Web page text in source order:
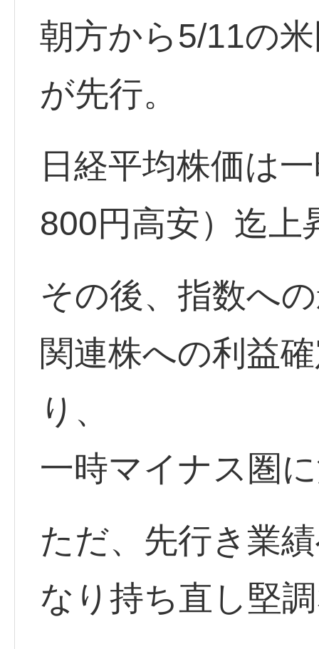
朝方から5/11の
が先行。
日経平均株価は
800円高安）迄上
その後、指数へ
関連株への利益
り、
一時マイナス圏
ただ、先行き業
なり持ち直し堅